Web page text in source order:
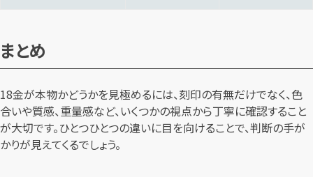
まとめ
18金が本物かどうかを見極めるには、刻印の有無だけでなく、色
合いや質感、重量感など、いくつかの視点から丁寧に確認すること
が大切です。ひとつひとつの違いに目を向けることで、判断の手が
かりが見えてくるでしょう。